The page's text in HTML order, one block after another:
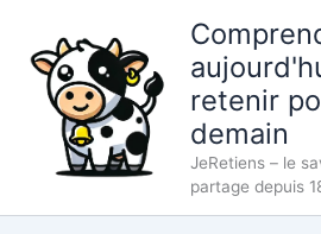
contenu
retenir
demain
JeRetiens – le
partage depuis